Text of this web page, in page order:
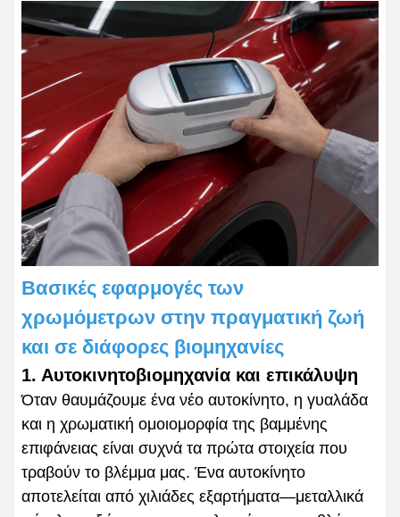
Βασικές εφαρμογές των
χρωμόμετρων στην πραγματική ζωή
και σε διάφορες βιομηχανίες
1. Αυτοκινητοβιομηχανία και επικάλυψη
Όταν θαυμάζουμε ένα νέο αυτοκίνητο, η γυαλάδα
και η χρωματική ομοιομορφία της βαμμένης
επιφάνειας είναι συχνά τα πρώτα στοιχεία που
τραβούν το βλέμμα μας. Ένα αυτοκίνητο
αποτελείται από χιλιάδες εξαρτήματα—μεταλλικά